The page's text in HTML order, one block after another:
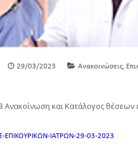
29/03/2023 Ανακοινώσεις,
Ανακοίνωση και Κατάλογος θέσεων
ΕΠΙΚΟΥΡΙΚΩΝ-ΙΑΤΡΩΝ-29-03-2023